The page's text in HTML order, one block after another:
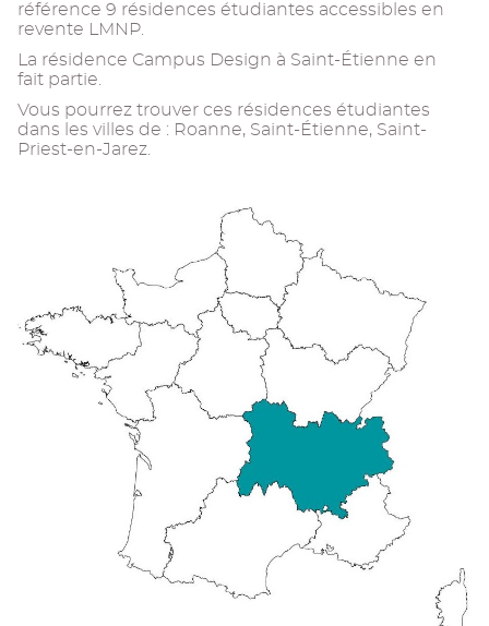
référence 9 résidences étudiantes accessibles en
revente LMNP.
La résidence Campus Design à Saint-Étienne en
fait partie.
Vous pourrez trouver ces résidences étudiantes
dans les villes de : Roanne, Saint-Étienne, Saint-
Priest-en-Jarez.